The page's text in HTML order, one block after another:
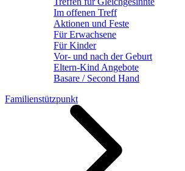
Im offenen Treff
Aktionen und Feste
Für Erwachsene
Für Kinder
Vor- und nach der Geburt
Eltern-Kind Angebote
Basare / Second Hand
Familienstützpunkt